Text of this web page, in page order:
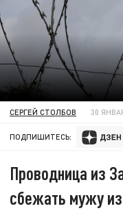
СЕРГЕЙ СТОЛБОВ 30
ПОДПИШИТЕСЬ:
Проводница из
сбежать мужу